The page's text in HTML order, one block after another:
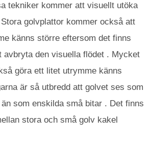
tekniker kommer att visuellt utöka
golvplattor kommer också att
känns större eftersom det finns
avbryta den visuella flödet . Mycket
göra ett litet utrymme känns
är så utbredd att golvet ses som
som enskilda små bitar . Det finns
stora och små golv kakel